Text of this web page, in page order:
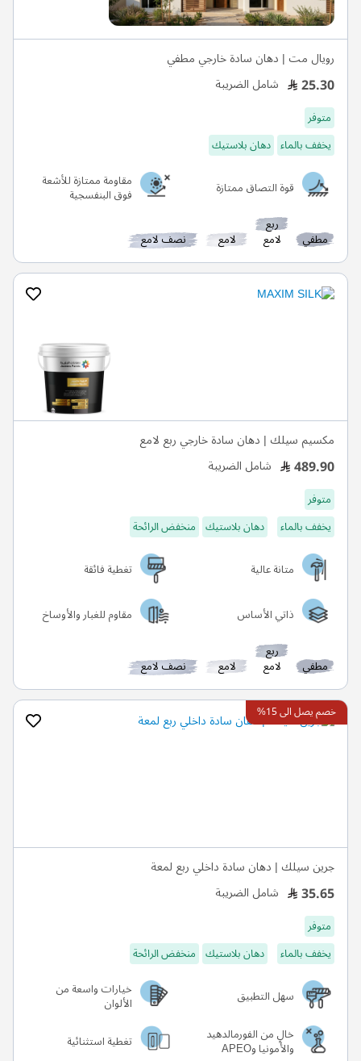
رويال مت | دهان سادة خارجي مطفي
25.30 شامل الضريبة
متوفر
يخفف بالماء دهان بلاستيك
قوة التصاق ممتازة
مقاومة ممتازة للأشعة
فوق البنفسجية
مطفي
ربع
لامع لامع نصف لامع
مكسيم سيلك | دهان سادة خارجي ربع لامع
489.90 شامل الضريبة
متوفر
يخفف بالماء
دهان بلاستيك منخفض الرائحة
متانة عالية
تغطية فائقة
ذاتي الأساس
مقاوم للغبار والأوساخ
مطفي
ربع
لامع لامع نصف لامع
خصم يصل الى 15%
جرين سيلك | دهان سادة داخلي ربع لمعة
35.65 شامل الضريبة
متوفر
يخفف بالماء
دهان بلاستيك منخفض الرائحة
سهل التطبيق
خيارات واسعة من
الألوان
خالٍ من الفورمالدهيد
والأمونيا وAPEO تغطية استثنائية